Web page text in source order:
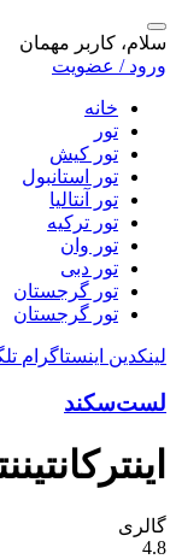
سلام، کاربر مهمان
ورود / عضویت
خانه
تور
تور کیش
تور استانبول
تور آنتالیا
تور ترکیه
تور وان
تور دبی
تور گرجستان
تور گرجستان
لینکدین اینستاگرام
لست‌سکند
گالری
4.8